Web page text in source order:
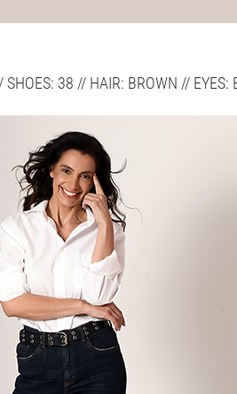
38 // HAIR: BROWN // EYES: